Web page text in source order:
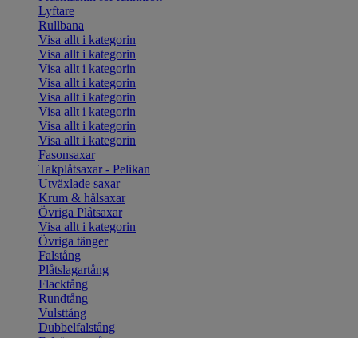
Lyftare
Rullbana
Visa allt i kategorin
Visa allt i kategorin
Visa allt i kategorin
Visa allt i kategorin
Visa allt i kategorin
Visa allt i kategorin
Visa allt i kategorin
Visa allt i kategorin
Fasonsaxar
Takplåtsaxar - Pelikan
Utväxlade saxar
Krum & hålsaxar
Övriga Plåtsaxar
Visa allt i kategorin
Övriga tänger
Falstång
Plåtslagartång
Flacktång
Rundtång
Vulsttång
Dubbelfalstång